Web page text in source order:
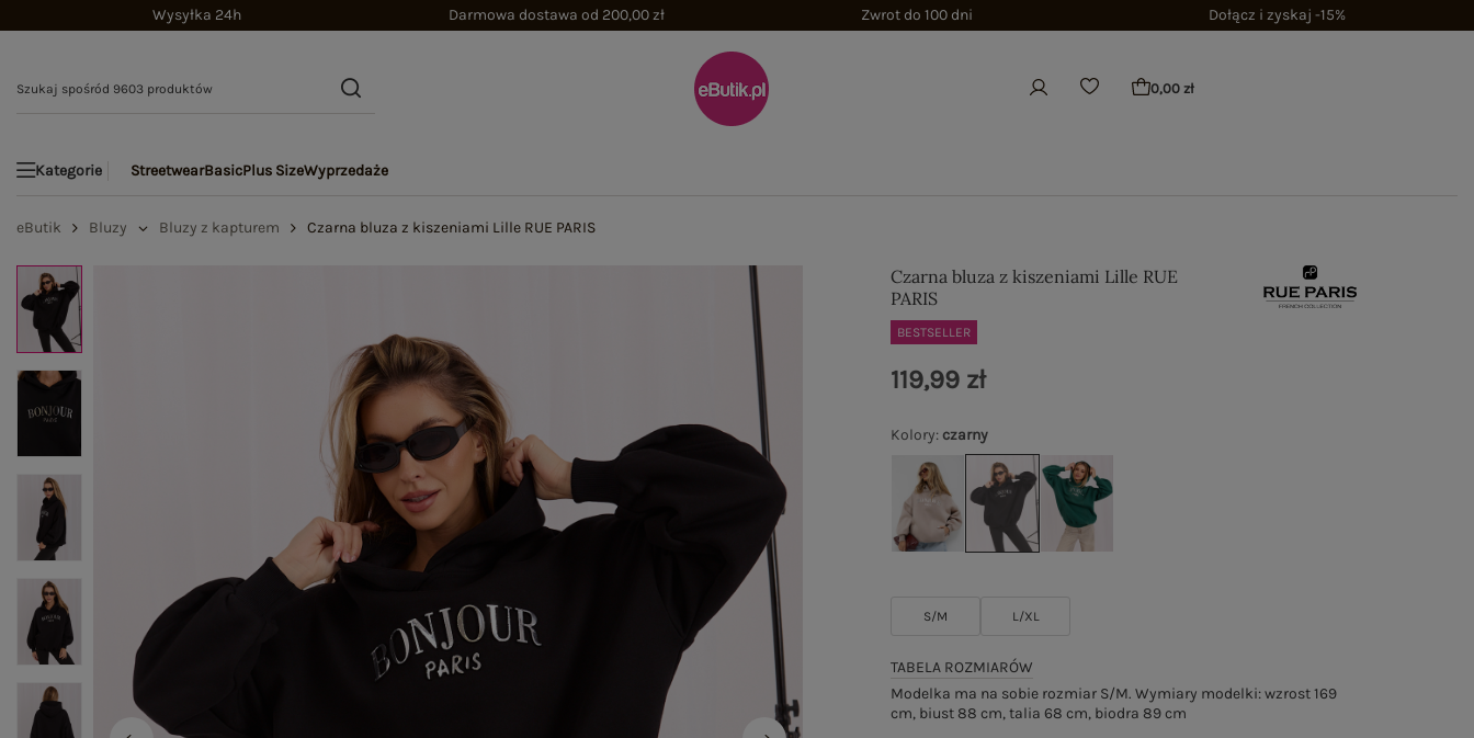
Wysyłka 24h Darmowa dostawa od 200,00 zł Zwrot do 100 dni Dołącz i zyskaj -15%
0,00 zł
Kategorie StreetwearBasicPlus SizeWyprzedaże
eButik Bluzy Bluzy z kapturem Czarna bluza z kiszeniami Lille RUE PARIS
Czarna bluza z kiszeniami Lille RUE
PARIS
BESTSELLER
Kolory: czarny
S/M L/XL
TABELA ROZMIARÓW
Modelka ma na sobie rozmiar S/M. Wymiary modelki: wzrost 169
cm, biust 88 cm, talia 68 cm, biodra 89 cm
119,99 zł